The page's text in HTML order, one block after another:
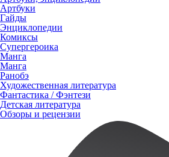
Артбуки
Гайды
Энциклопедии
Комиксы
Супергероика
Манга
Манга
Ранобэ
Художественная литература
Фантастика / Фэнтези
Детская литература
Обзоры и рецензии